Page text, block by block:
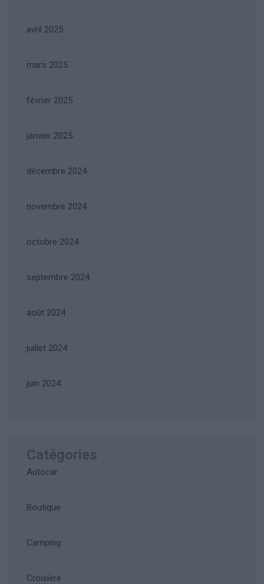
avril 2025
mars 2025
février 2025
janvier 2025
décembre 2024
novembre 2024
octobre 2024
septembre 2024
août 2024
juillet 2024
juin 2024
Catégories
Autocar
Boutique
Camping
Croisière